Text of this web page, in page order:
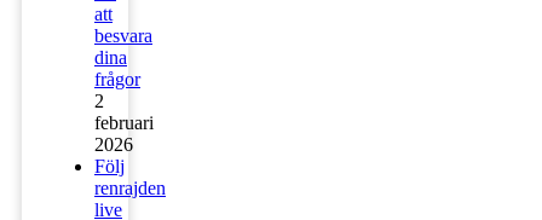
att
besvara
dina
frågor
2
februari
2026
Följ
renrajden
live